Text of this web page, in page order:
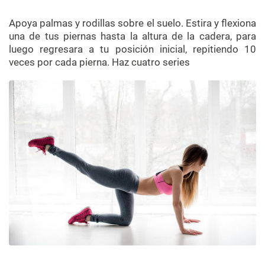
Apoya palmas y rodillas sobre el suelo. Estira y flexiona
una de tus piernas hasta la altura de la cadera, para
luego regresara a tu posición inicial, repitiendo 10
veces por cada pierna. Haz cuatro series